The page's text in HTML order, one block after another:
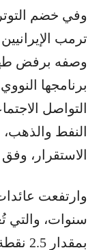
وفي خضم
ترمب
وصفه برفض
برنامجها
التواصل
النفط
الاستقرار،
سنوات، والتي